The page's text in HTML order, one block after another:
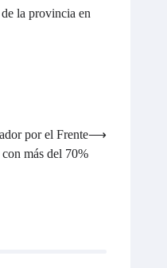
la provincia en
por el Frente
más del 70%
⟶